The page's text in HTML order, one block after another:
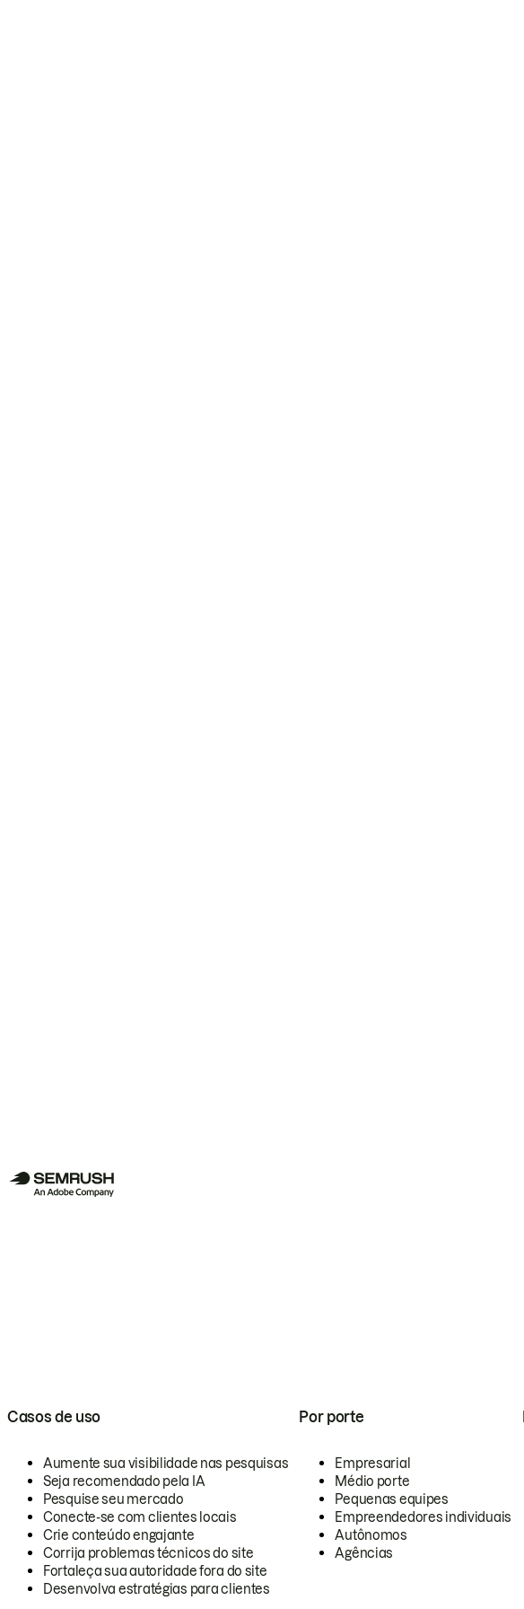
Casos de uso
Aumente sua visibilidade nas pesquisas
Seja recomendado pela IA
Pesquise seu mercado
Conecte-se com clientes locais
Crie conteúdo engajante
Corrija problemas técnicos do site
Fortaleça sua autoridade fora do site
Desenvolva estratégias para clientes
Por porte
Empresarial
Médio porte
Pequenas equipes
Empreendedores individuais
Autônomos
Agências